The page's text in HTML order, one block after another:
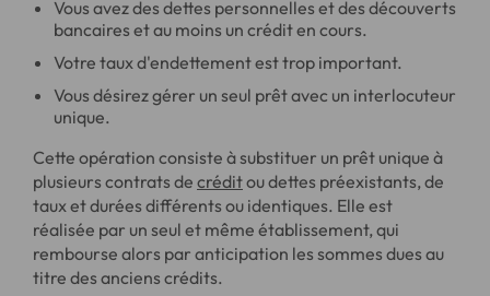
Vous avez des dettes personnelles et des découverts
bancaires et au moins un crédit en cours.
Votre taux d'endettement est trop important.
Vous désirez gérer un seul prêt avec un interlocuteur
unique.
Cette opération consiste à substituer un prêt unique à
plusieurs contrats de créditou dettes préexistants, de
taux et durées différents ou identiques. Elle est
réalisée par un seul et même établissement, qui
rembourse alors par anticipation les sommes dues au
titre des anciens crédits.